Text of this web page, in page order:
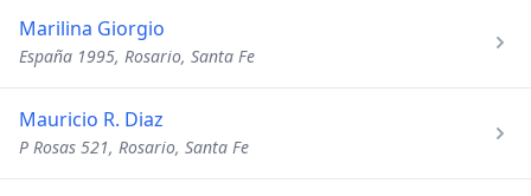
Marilina Giorgio
España 1995, Rosario, Santa Fe
Mauricio R. Diaz
P Rosas 521, Rosario, Santa Fe